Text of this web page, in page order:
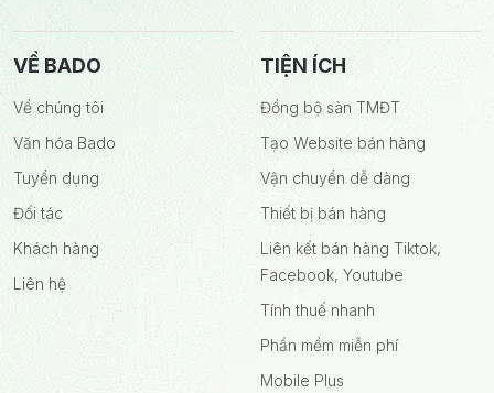
VỀ BADO
Về chúng tôi
Văn hóa Bado
Tuyển dụng
Đối tác
Khách hàng
Liên hệ
TIỆN ÍCH
Đồng bộ sàn TMĐT
Tạo Website bán hàng
Vận chuyển dễ dàng
Thiết bị bán hàng
Liên kết bán hàng Tiktok,
Facebook, Youtube
Tính thuế nhanh
Phần mềm miễn phí
Mobile Plus